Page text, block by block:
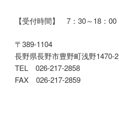
【受付時間】 7：30～18：00
〒389-1104
長野県長野市豊野町浅野1470-2
TEL 026-217-2858
FAX 026-217-2859